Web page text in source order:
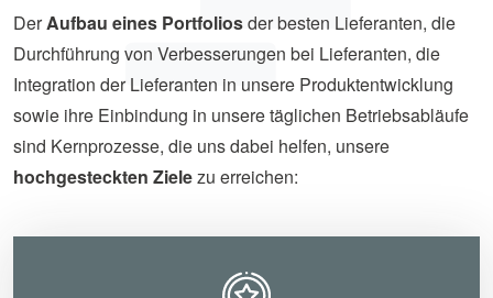
DerAufbau eines Portfoliosder besten Lieferanten, die
Durchführung von Verbesserungen bei Lieferanten, die
Integration der Lieferanten in unsere Produktentwicklung
sowie ihre Einbindung in unsere täglichen Betriebsabläufe
sind Kernprozesse, die uns dabei helfen, unsere
hochgesteckten Zielezu erreichen: